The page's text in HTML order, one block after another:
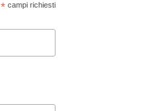
*campi richiesti